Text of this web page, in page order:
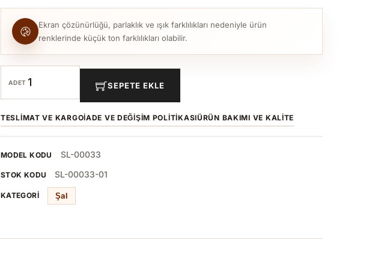
Ekran çözünürlüğü, parlaklık ve ışık farklılıkları nedeniyle ürün
renklerinde küçük ton farklılıkları olabilir.
ADET SEPETE EKLE
TESLIMAT VE KARGOİADE VE DEĞIŞIM POLITIKASIÜRÜN BAKIMI VE KALITE
MODEL KODU SL-00033
STOK KODU SL-00033-01
KATEGORI Şal